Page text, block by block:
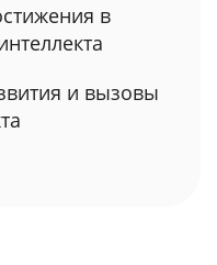
в
и вызовы